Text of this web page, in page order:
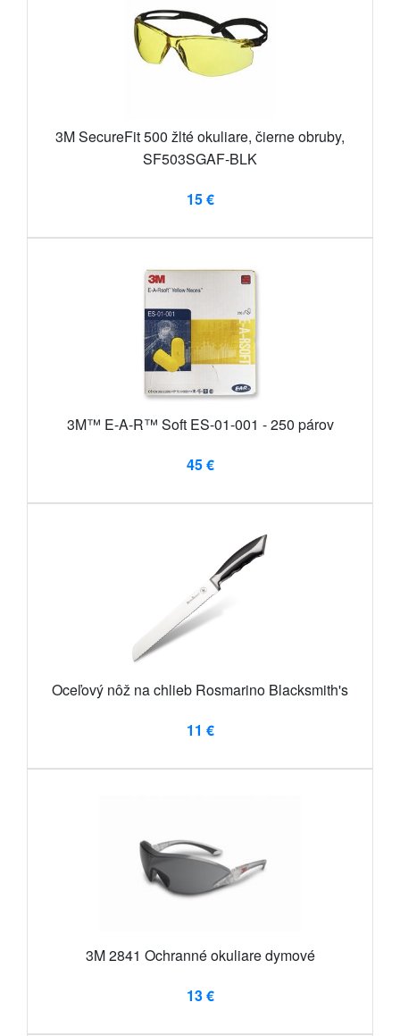
3M SecureFit 500 žlté okuliare, čierne obruby,
SF503SGAF-BLK
15 €
3M™ E-A-R™ Soft ES-01-001 - 250 párov
45 €
Oceľový nôž na chlieb Rosmarino Blacksmith's
11 €
3M 2841 Ochranné okuliare dymové
13 €